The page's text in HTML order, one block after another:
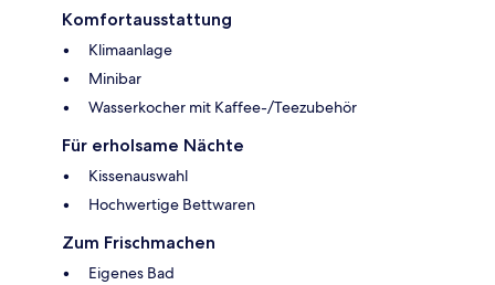
Komfortausstattung
Klimaanlage
Minibar
Wasserkocher mit Kaffee-/Teezubehör
Für erholsame Nächte
Kissenauswahl
Hochwertige Bettwaren
Zum Frischmachen
Eigenes Bad